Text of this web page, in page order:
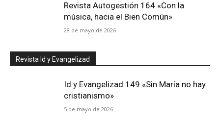
Revista Autogestión 164 «Con la
música, hacia el Bien Común»
28 de mayo de 2026
Revista Id y Evangelizad
Id y Evangelizad 149 «Sin María no hay
cristianismo»
5 de mayo de 2026